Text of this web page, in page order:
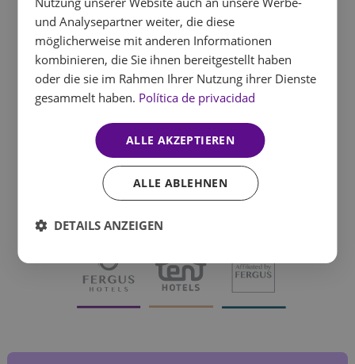
Wo kann ich die
Versicherungsbedingungen
einsehen?
und Analysepartner weiter, die diese
möglicherweise mit anderen Informationen
kombinieren, die Sie ihnen bereitgestellt haben
oder die sie im Rahmen Ihrer Nutzung ihrer Dienste
gesammelt haben. Política de privacidad
ALLE AKZEPTIEREN
ALLE ABLEHNEN
DETAILS ANZEIGEN